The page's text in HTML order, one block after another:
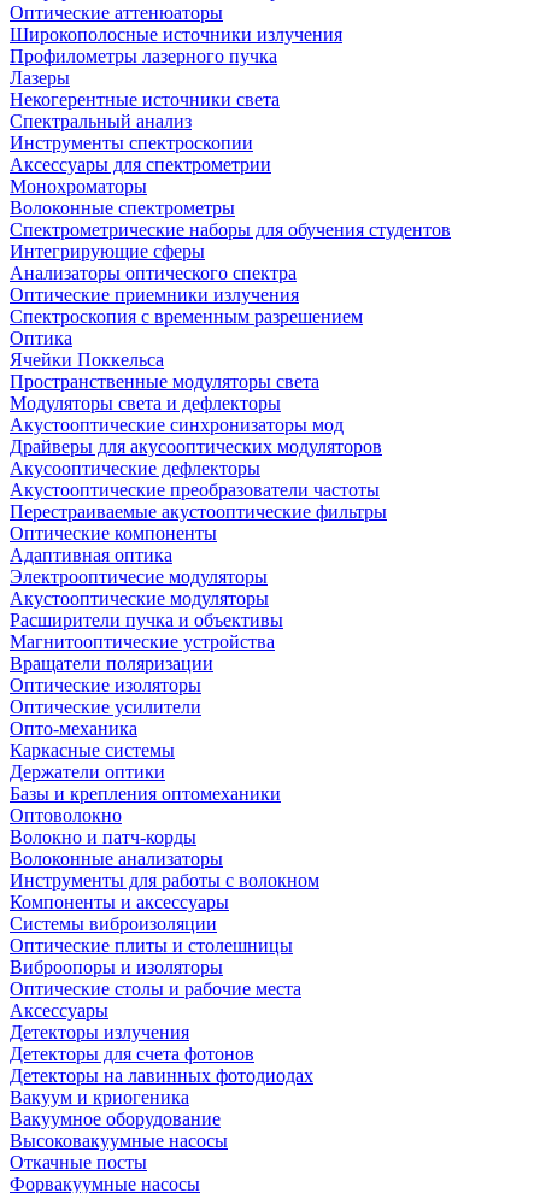
Оптические аттенюаторы
Широкополосные источники излучения
Профилометры лазерного пучка
Лазеры
Некогерентные источники света
Спектральный анализ
Инструменты спектроскопии
Аксессуары для спектрометрии
Монохроматоры
Волоконные спектрометры
Спектрометрические наборы для обучения студентов
Интегрирующие сферы
Анализаторы оптического спектра
Оптические приемники излучения
Спектроскопия с временным разрешением
Оптика
Ячейки Поккельса
Пространственные модуляторы света
Модуляторы света и дефлекторы
Акустооптические синхронизаторы мод
Драйверы для акусооптических модуляторов
Акусооптические дефлекторы
Акустооптические преобразователи частоты
Перестраиваемые акустооптические фильтры
Оптические компоненты
Адаптивная оптика
Электрооптичесие модуляторы
Акустооптические модуляторы
Расширители пучка и объективы
Магнитооптические устройства
Вращатели поляризации
Оптические изоляторы
Оптические усилители
Опто-механика
Каркасные системы
Держатели оптики
Базы и крепления оптомеханики
Оптоволокно
Волокно и патч-корды
Волоконные анализаторы
Инструменты для работы с волокном
Компоненты и аксессуары
Системы виброизоляции
Оптические плиты и столешницы
Виброопоры и изоляторы
Оптические столы и рабочие места
Аксессуары
Детекторы излучения
Детекторы для счета фотонов
Детекторы на лавинных фотодиодах
Вакуум и криогеника
Вакуумное оборудование
Высоковакуумные насосы
Откачные посты
Форвакуумные насосы